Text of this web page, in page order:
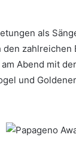
als
zahlreichen
Abend mit
und